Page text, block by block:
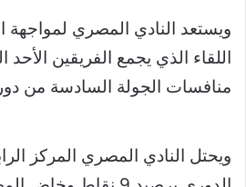
ويستعد النادي المصري لمواجهة
اللقاء الذي يجمع الفريقين
منافسات الجولة السادسة من
ويحتل النادي المصري المركز